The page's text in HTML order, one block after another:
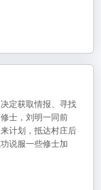
定获取情报、寻找
士，刘明一同前
计划，抵达村庄后
说服一些修士加